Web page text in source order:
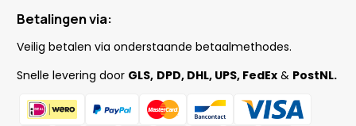
Betalingen via:
Veilig betalen via onderstaande betaalmethodes.
Snelle levering door GLS, DPD, DHL, UPS, FedEx & PostNL.